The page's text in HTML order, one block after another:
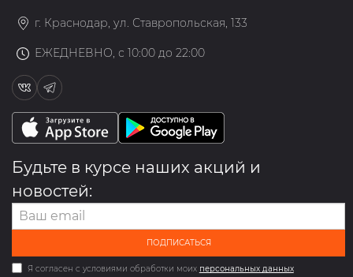
г. Краснодар, ул. Ставропольская, 133
ЕЖЕДНЕВНО, с 10:00 до 22:00
Будьте в курсе наших акций и
новостей:
ПОДПИСАТЬСЯ
Я согласен с условиями обработки моих персональных данных